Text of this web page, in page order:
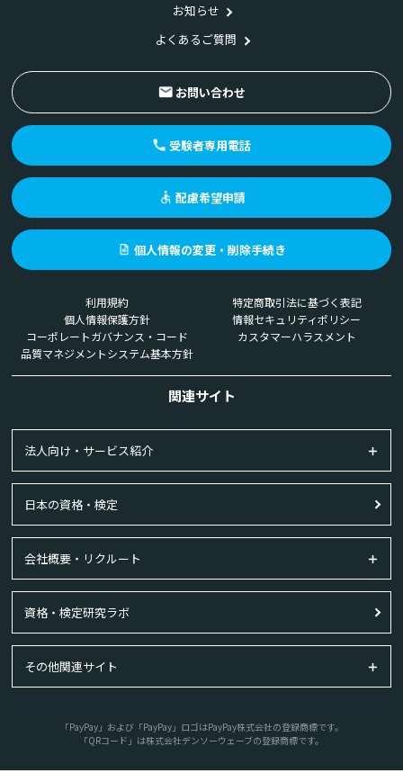
お知らせ
よくあるご質問
お問い合わせ
受験者専用電話
配慮希望申請
個人情報の変更・削除手続き
利用規約
特定商取引法に基づく表記
個人情報保護方針
情報セキュリティポリシー
コーポレートガバナンス・コード
カスタマーハラスメント
品質マネジメントシステム基本方針
関連サイト
法人向け・サービス紹介
日本の資格・検定
会社概要・リクルート
資格・検定研究ラボ
その他関連サイト
「PayPay」および「PayPay」ロゴはPayPay株式会社の登録商標です。
「QRコード」は株式会社デンソーウェーブの登録商標です。